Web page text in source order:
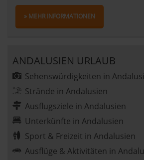
» MEHR INFORMATIONEN
ANDALUSIEN URLAUB
Sehenswürdigkeiten in
Strände in Andalusien
Ausflugsziele in Andalusien
Unterkünfte in Andalusien
Sport & Freizeit in Andalusien
Ausflüge & Aktivitäten in